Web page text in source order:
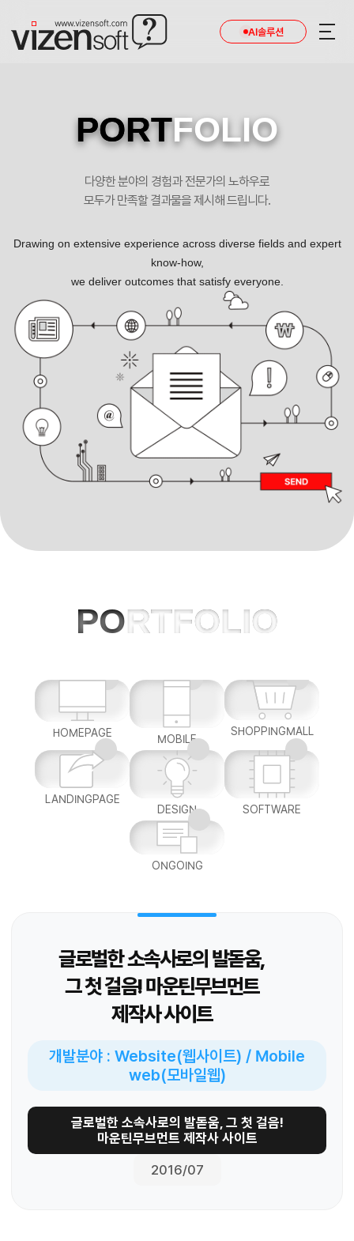
AI솔루션
글로벌한 소속사로의 발돋움, 그 첫 걸음! 마운틴무브먼트 제작사 사이트 포트폴
PORTFOLIO
다양한 분야의 경험과 전문가의 노하우로
모두가 만족할 결과물을 제시해 드립니다.
Drawing on extensive experience across diverse fields and expert
know-how,
we deliver outcomes that satisfy everyone.
PORTFOLIO
HOMEPAGE MOBILE
SHOPPINGMALL
LANDINGPAGE
DESIGN
SOFTWARE
ONGOING
글로벌한 소속사로의 발돋움,
그 첫 걸음! 마운틴무브먼트
제작사 사이트
개발분야 : Website(웹사이트) / Mobile
web(모바일웹)
글로벌한 소속사로의 발돋움, 그 첫 걸음!
마운틴무브먼트 제작사 사이트
2016/07